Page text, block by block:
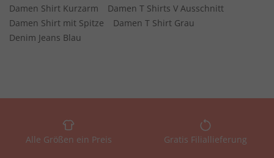
Damen Shirt Kurzarm
Damen T Shirts V Ausschnitt
Damen Shirt mit Spitze
Damen T Shirt Grau
Denim Jeans Blau
Alle Größen ein Preis Gratis Filiallieferung